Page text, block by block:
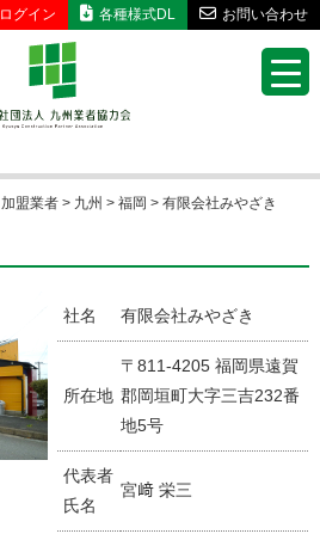
ログイン 各種様式DL お問い合わせ
加盟業者> 九州 > 福岡 > 有限会社みやざき
社名 有限会社みやざき
所在地
〒811-4205 福岡県遠賀
郡岡垣町大字三吉232番
地5号
代表者
氏名
宮﨑 栄三